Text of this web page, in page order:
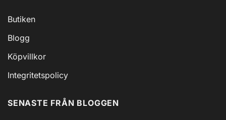
Butiken
Blogg
Köpvillkor
Integritetspolicy
SENASTE FRÅN BLOGGEN